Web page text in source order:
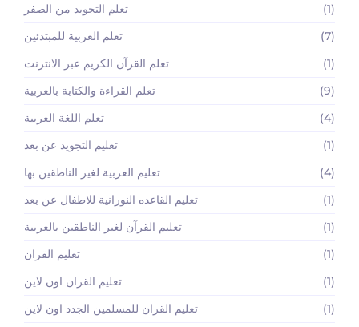
تعلم التجويد من الصفر
(1)
تعلم العربية للمبتدئين
(7)
تعلم القرآن الكريم عبر الانترنت
(1)
تعلم القراءة والكتابة بالعربية
(9)
تعلم اللغة العربية
(4)
تعليم التجويد عن بعد
(1)
تعليم العربية لغير الناطقين بها
(4)
تعليم القاعده النورانية للاطفال عن بعد
(1)
تعليم القرآن لغير الناطقين بالعربية
(1)
تعليم القران
(1)
تعليم القران اون لاين
(1)
تعليم القران للمسلمين الجدد اون لاين
(1)